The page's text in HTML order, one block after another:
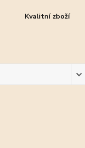
Kvalitní zboží